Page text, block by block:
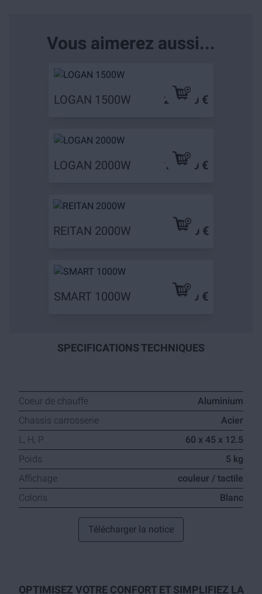
Vous aimerez aussi...
LOGAN 1500W 209,90 €
LOGAN 2000W 149,90 €
REITAN 2000W 0,00 €
SMART 1000W 79,90 €
SPECIFICATIONS TECHNIQUES
Coeur de chauffe
Aluminium
Chassis carrosserie
Acier
L, H, P
60 x 45 x 12.5
Poids
5 kg
Affichage
couleur / tactile
Coloris
Blanc
Télécharger la notice
OPTIMISEZ VOTRE CONFORT ET SIMPLIFIEZ LA